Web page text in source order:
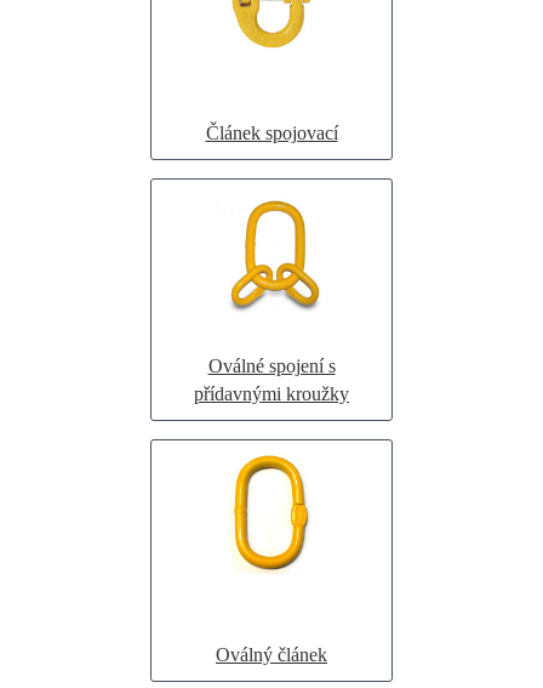
Článek spojovací
Oválné spojení s
přídavnými kroužky
Oválný článek